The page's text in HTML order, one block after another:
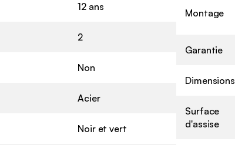
12 ans
2
Non
Acier
Noir et vert
Montage
Garantie
Dimensions
Surface
d'assise